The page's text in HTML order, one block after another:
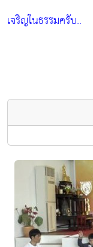
เจริญในธรรมครับ..